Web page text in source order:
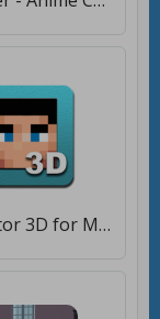
Skin Editor 3D for Minecraft [Без рекламы]